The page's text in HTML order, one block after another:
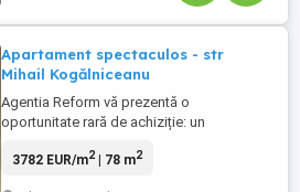
Apartament spectaculos - str
Mihail Kogălniceanu
Agentia Reform vă prezentă o
oportunitate rară de achiziție: un
impunătorului Palat Teleki, una dintre cele
3782 EUR/m2| 78 m2